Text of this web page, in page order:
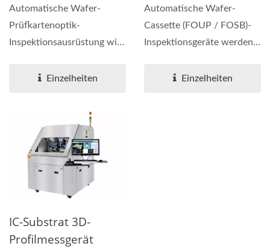
Automatische Wafer-
Prüfkartenoptik-
Inspektionsausrüstung wird
Eingangsqualitätskontrolle...
Einzelheiten
Automatische Wafer-
Cassette (FOUP / FOSB)-
Inspektionsgeräte werden
Halbleiterfertigungsprozess...
Einzelheiten
IC-Substrat 3D-
Profilmessgerät